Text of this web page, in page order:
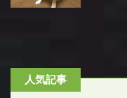
人気記事